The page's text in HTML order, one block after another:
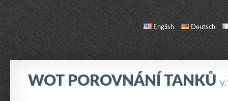
English Deutsch
WOT POROVNÁNÍ TANKŮ